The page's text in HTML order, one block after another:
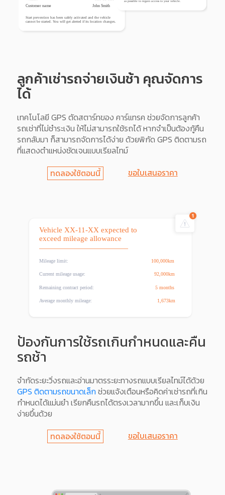
ลูกค้าเช่ารถจ่ายเงินช้า คุณจัดการ
ได้
เทคโนโลยี GPS ตัดสตาร์ทของ คาร์แทรค ช่วยจัดการลูกค้า
รถเช่าที่ไม่ชำระเงิน ให้ไม่สามารถใช้รถได้ หากจำเป็นต้องกู้คืน
รถกลับมา ก็สามารถจัดการได้ง่าย ด้วยพิกัด GPS ติดตามรถ
ที่แสดงตำแหน่งชัดเจนแบบเรียลไทม์
ทดลองใช้ตอนนี้ ขอใบเสนอราคา
ป้องกันการใช้รถเกินกำหนดและคืน
รถช้า
จำกัดระยะวิ่งรถและอ่านมาตรระยะทางรถแบบเรียลไทม์ได้ด้วย
GPS ติดตามรถขนาดเล็ก ช่วยแจ้งเตือนหรือคิดค่าเช่ารถที่เกิน
กำหนดได้แม่นยำ เรียกคืนรถได้ตรงเวลามากขึ้น และเก็บเงิน
ง่ายขึ้นด้วย
ทดลองใช้ตอนนี้ ขอใบเสนอราคา